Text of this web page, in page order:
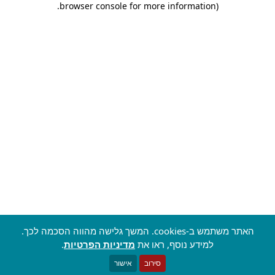
browser console for more information)
.
האתר משתמש ב-cookies. המשך גלישה מהווה הסכמה לכך.
למידע נוסף, ראו את מדיניות הפרטיות.
סירוב אישור